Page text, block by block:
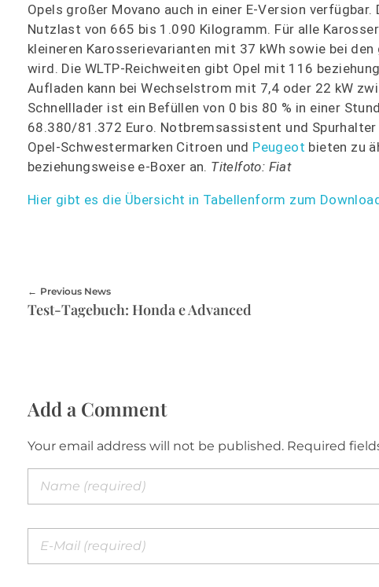
Opels großer Movano auch in einer E-Version
Nutzlast von 665 bis 1.090 Kilogramm. Für alle
kleineren Karosserievarianten mit 37 kWh sowie bei
wird. Die WLTP-Reichweiten gibt Opel mit 116
Aufladen kann bei Wechselstrom mit 7,4 oder 22 kW
Schnelllader ist ein Befüllen von 0 bis 80 % in einer
68.380/81.372 Euro. Notbremsassistent und
Opel-Schwestermarken Citroen und Peugeot bieten zu
beziehungsweise e-Boxer an. Titelfoto: Fiat
Hier gibt es die Übersicht in Tabellenform zum
Previous News
Test-Tagebuch: Honda e Advanced
Add a Comment
Your email address will not be published. Required